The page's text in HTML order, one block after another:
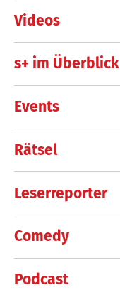
Videos
s+ im Überblick
Events
Rätsel
Leserreporter
Comedy
Podcast